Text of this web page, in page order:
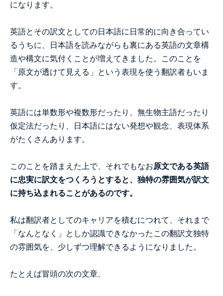
になります。
英語とその訳文としての日本語に日常的に向き合ってい
るうちに、日本語を読みながらも裏にある英語の文章構
造や構文に気付くことが増えてきました。このことを
「原文が透けて見える」という表現を使う翻訳者もいま
す。
英語には単数形や複数形だったり、無生物主語だったり
仮定法だったり、日本語にはない発想や観念、表現体系
がたくさんあります。
このことを踏まえた上で、それでもなお原文である英語
に忠実に訳文をつくろうとすると、独特の雰囲気が訳文
に持ち込まれることがあるのです。
私は翻訳者としてのキャリアを積むにつれて、それまで
「なんとなく」としか認識できなかったこの翻訳文独特
の雰囲気を、少しずつ理解できるようになりました。
たとえば冒頭の次の文章、